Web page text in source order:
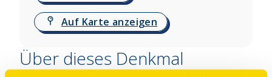
Auf Karte anzeigen
Über dieses Denkmal